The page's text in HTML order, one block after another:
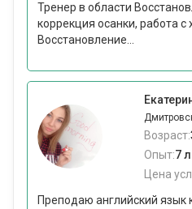
Тренер в области
коррекция осанки, работа с
Восстановление...
Возраст:
Опыт:7
Цена
Преподаю английский язык